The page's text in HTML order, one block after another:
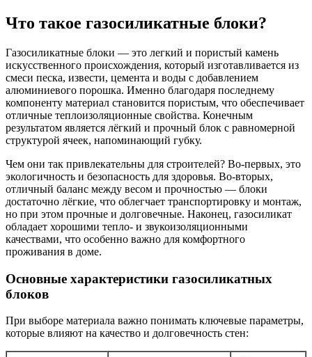
Что такое газосиликатные блоки?
Газосиликатные блоки — это легкий и пористый камень
искусственного происхождения, который изготавливается из
смеси песка, извести, цемента и воды с добавлением
алюминиевого порошка. Именно благодаря последнему
компоненту материал становится пористым, что обеспечивает
отличные теплоизоляционные свойства. Конечным
результатом является лёгкий и прочный блок с равномерной
структурой ячеек, напоминающий губку.
Чем они так привлекательны для строителей? Во-первых, это
экологичность и безопасность для здоровья. Во-вторых,
отличный баланс между весом и прочностью — блоки
достаточно лёгкие, что облегчает транспортировку и монтаж,
но при этом прочные и долговечные. Наконец, газосиликат
обладает хорошими тепло- и звукоизоляционными
качествами, что особенно важно для комфортного
проживания в доме.
Основные характеристики газосиликатных
блоков
При выборе материала важно понимать ключевые параметры,
которые влияют на качество и долговечность стен: